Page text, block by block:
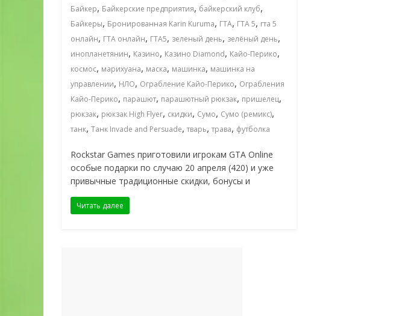
Байкер, Байкерские предприятия, байкерский клуб,
Байкеры, Бронированная Karin Kuruma, ГТА, ГТА 5, гта 5
онлайн, ГТА онлайн, ГТА5, зеленый день, зелёный день,
инопланетянин, Казино, Казино Diamond, Кайо-Перико,
космос, марихуана, маска, машинка, машинка на
управлении, НЛО, Ограбление Кайо-Перико, Ограбления
Кайо-Перико, парашют, парашютный рюкзак, пришелец,
рюкзак, рюкзак High Flyer, скидки, Сумо, Сумо (ремикс),
танк, Танк Invade and Persuade, тварь, трава, футболка
Rockstar Games приготовили игрокам GTA Online
особые подарки по случаю 20 апреля (420) и уже
привычные традиционные скидки, бонусы и
Читать далее